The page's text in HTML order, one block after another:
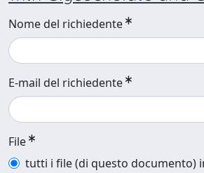
Nome del richiedente
E-mail del richiedente
File
tutti i file (di questo documento)